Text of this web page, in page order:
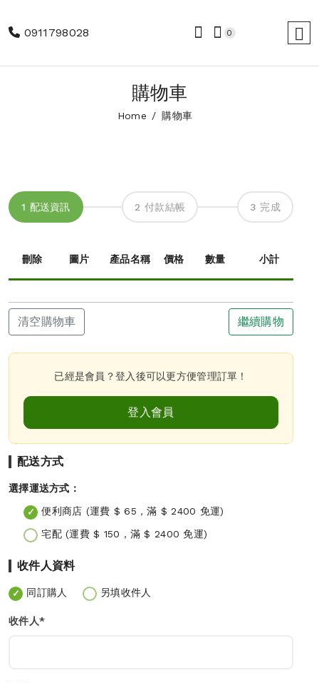
0911798028 0
購物車
Home 購物車
1 配送資訊 2 付款結帳 3 完成
刪除 圖片 產品名稱 價格 數量 小計
清空購物車 繼續購物
已經是會員？登入後可以更方便管理訂單！
登入會員
配送方式
選擇運送方式：
便利商店 (運費 $ 65，滿 $ 2400 免運)
宅配 (運費 $ 150，滿 $ 2400 免運)
收件人資料
同訂購人 另填收件人
收件人*